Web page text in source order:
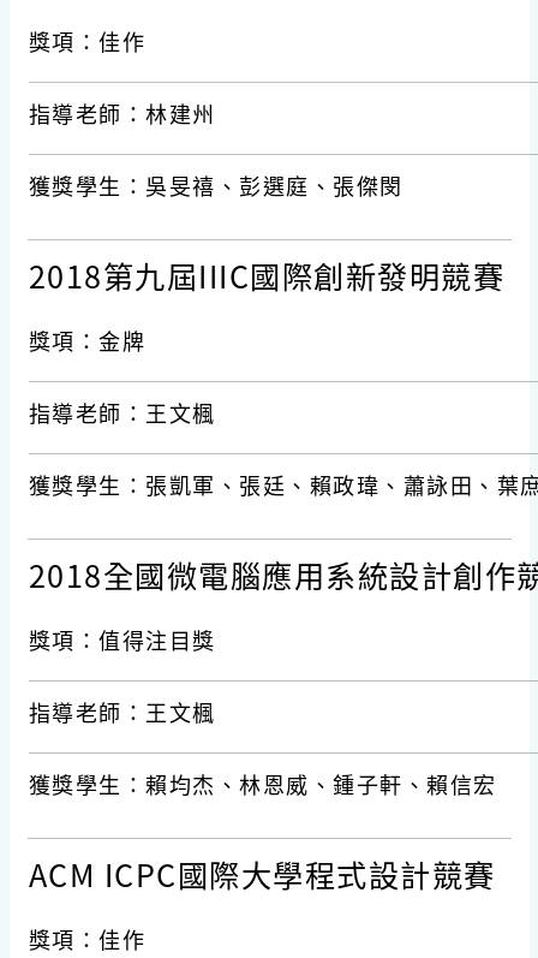
獎項：佳作
指導老師：林建州
獲獎學生：吳旻禧、彭選庭、張傑閔
2018第九屆IIIC國際創新發明競賽
獎項：金牌
指導老師：王文楓
獲獎學生：張凱軍、張廷、賴政瑋、蕭詠田、葉
2018全國微電腦應用系統設計創作
獎項：值得注目獎
指導老師：王文楓
獲獎學生：賴均杰、林恩威、鍾子軒、賴信宏
ACM ICPC國際大學程式設計競賽
獎項：佳作